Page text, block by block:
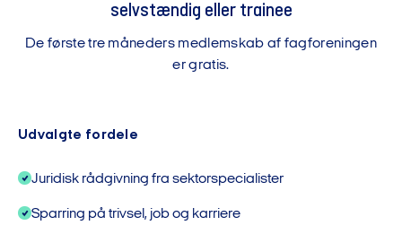
selvstændig eller trainee
De første tre måneders medlemskab af fagforeningen
er gratis.
Udvalgte fordele
Juridisk rådgivning fra sektorspecialister
Sparring på trivsel, job og karriere